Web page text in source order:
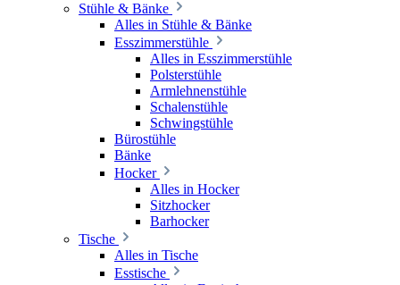
Stühle & Bänke
Alles in Stühle & Bänke
Esszimmerstühle
Alles in Esszimmerstühle
Polsterstühle
Armlehnenstühle
Schalenstühle
Schwingstühle
Bürostühle
Bänke
Hocker
Alles in Hocker
Sitzhocker
Barhocker
Tische
Alles in Tische
Esstische